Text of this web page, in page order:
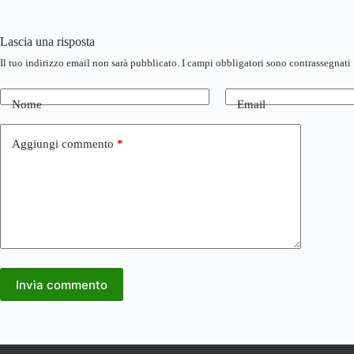
Lascia una risposta
Il tuo indirizzo email non sarà pubblicato. I campi obbligatori sono contrassegnati
Nome Email
Aggiungi commento *
Invia commento